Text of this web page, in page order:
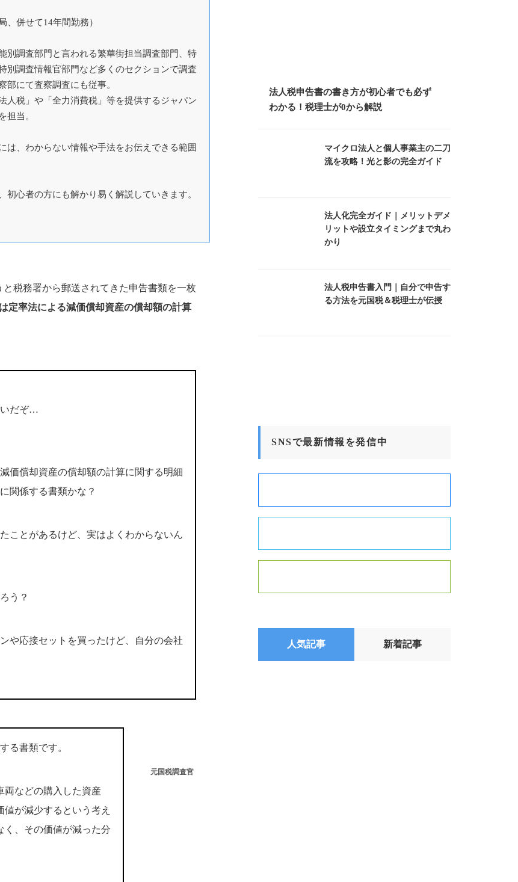
、併せて14年間勤務）
別調査部門と言われる繁華街担当調査部門、特
別調査情報官部門など多くのセクションで調査
部にて査察調査にも従事。
人税」や「全力消費税」等を提供するジャパン
担当。
は、わからない情報や手法をお伝えできる範囲
初心者の方にも解かり易く解説していきます。
税務署から郵送されてきた申告書類を一枚
定率法による減価償却資産の償却額の計算
いだぞ…
価償却資産の償却額の計算に関する明細
関係する書類かな？
ことがあるけど、実はよくわからないん
う？
や応接セットを買ったけど、自分の会社
る書類です。
両などの購入した資産
が減少するという考え
く、その価値が減った分
元国税調査官
法人税申告書の書き方が初心者でも必ず
わかる！税理士が0から解説
マイクロ法人と個人事業主の二刀
流を攻略！光と影の完全ガイド
法人化完全ガイド｜メリットデメ
リットや設立タイミングまで丸わ
かり
法人税申告書入門｜自分で申告す
る方法を元国税＆税理士が伝授
SNSで最新情報を発信中
人気記事 新着記事